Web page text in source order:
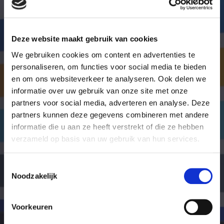
Deze website maakt gebruik van cookies
We gebruiken cookies om content en advertenties te
personaliseren, om functies voor social media te bieden
en om ons websiteverkeer te analyseren. Ook delen we
informatie over uw gebruik van onze site met onze
partners voor social media, adverteren en analyse. Deze
partners kunnen deze gegevens combineren met andere
informatie die u aan ze heeft verstrekt of die ze hebben
verzameld op basis van uw gebruik van hun services.
Noodzakelijk
Voorkeuren
Wij helpen u graag!
Stap 1: Bel of mail onze juristen van de
intakebalie
Stap 2: Bespreek uw juridische oplossingen
Stap 3: Kies de beste oplossing voor uw
situatie
De intakebalie is 7 dagen per week bereikbaar.